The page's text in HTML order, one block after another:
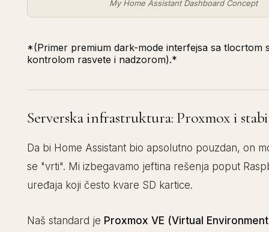
My Home Assistant Dashboard Concept
*(Primer premium dark-mode interfejsa sa tlocrtom
kontrolom rasvete i nadzorom).*
Serverska infrastruktura: Proxmox i
Da bi Home Assistant bio apsolutno pouzdan, on
se "vrti". Mi izbegavamo jeftina rešenja poput
uređaja koji često kvare SD kartice.
Naš standard je Proxmox VE (Virtual